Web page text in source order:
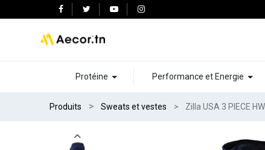
Protéine Performance et Energie
Produits Sweats et vestes Zilla USA 3 PIECE